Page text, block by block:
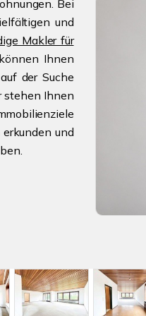
Bei
und
Makler für
Ihnen
der Suche
stehen Ihnen
und